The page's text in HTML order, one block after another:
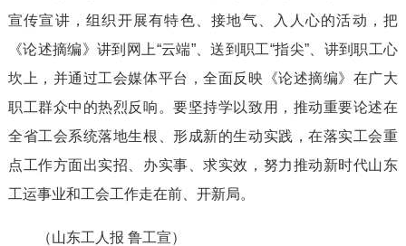
宣传宣讲，组织开展有特色、接地气、入人心的活动，把
《论述摘编》讲到网上“云端”、送到职工“指尖”、讲到职工心
坎上，并通过工会媒体平台，全面反映《论述摘编》在广大
职工群众中的热烈反响。要坚持学以致用，推动重要论述在
全省工会系统落地生根、形成新的生动实践，在落实工会重
点工作方面出实招、办实事、求实效，努力推动新时代山东
工运事业和工会工作走在前、开新局。
（山东工人报 鲁工宣）